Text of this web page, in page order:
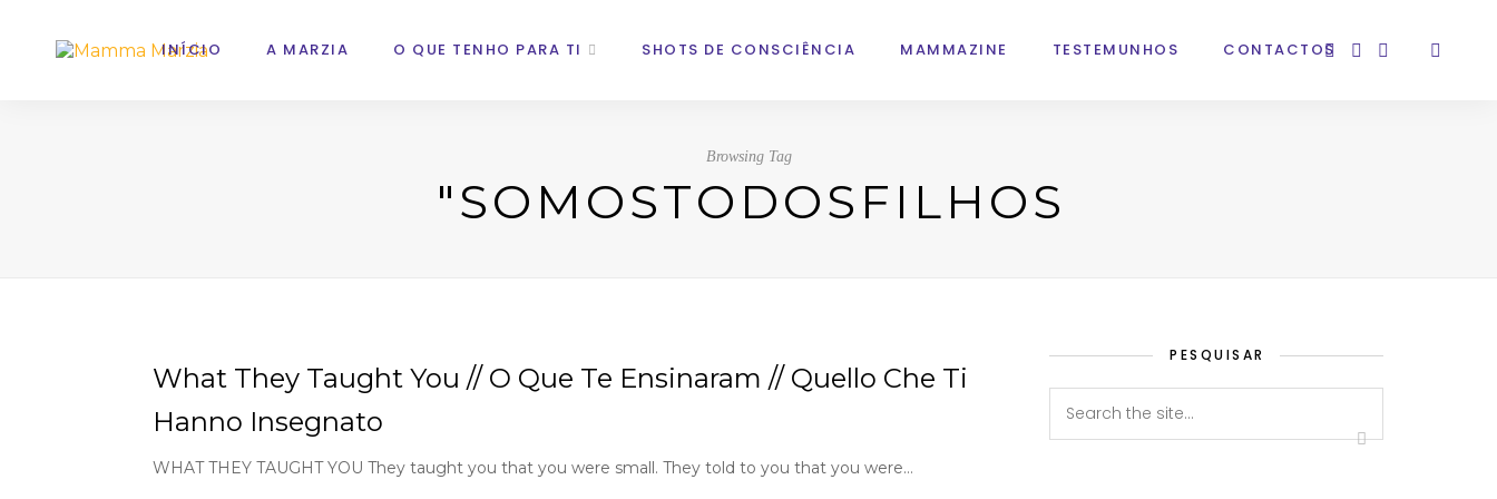
INÍCIO A MARZIA O QUE TENHO PARA TI SHOTS DE CONSCIÊNCIA MAMMAZINE TESTEMUNHOS CONTACTOS
Browsing Tag
"SOMOSTODOSFILHOS
What They Taught You // O Que Te Ensinaram // Quello Che Ti
Hanno Insegnato
WHAT THEY TAUGHT YOU They taught you that you were small. They told to you that you were…
PESQUISAR